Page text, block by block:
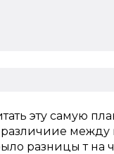
эту самую
разницы т на